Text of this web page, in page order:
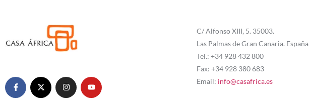
C/ Alfonso XIII, 5. 35003.
Las Palmas de Gran Canaria. España
Tel.: +34 928 432 800
Fax: +34 928 380 683
Email: info@casafrica.es